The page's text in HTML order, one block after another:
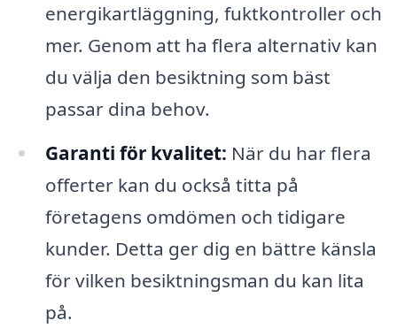
energikartläggning, fuktkontroller och
mer. Genom att ha flera alternativ kan
du välja den besiktning som bäst
passar dina behov.
Garanti för kvalitet: När du har flera
offerter kan du också titta på
företagens omdömen och tidigare
kunder. Detta ger dig en bättre känsla
för vilken besiktningsman du kan lita
på.